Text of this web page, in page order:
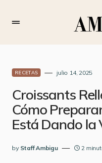
RECETAS julio 14, 2025
Croissants
Cómo
Está Dando la
by Staff Ambigu 2